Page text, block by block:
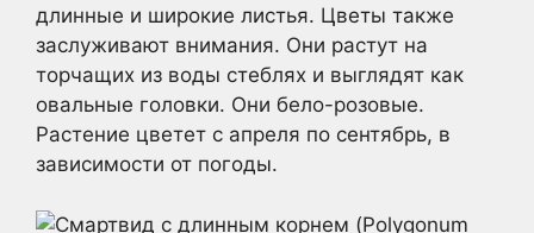
длинные и широкие листья. Цветы также
заслуживают внимания. Они растут на
торчащих из воды стеблях и выглядят как
овальные головки. Они бело-розовые.
Растение цветет с апреля по сентябрь, в
зависимости от погоды.